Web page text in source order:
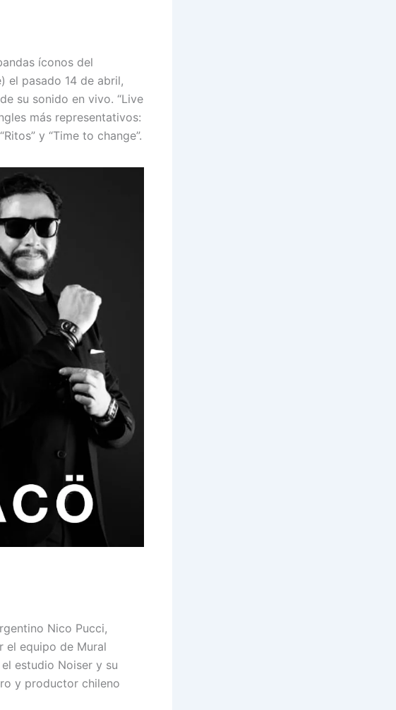
íconos del
el pasado 14 de abril,
su sonido en vivo. “Live
más representativos:
y “Time to change”.
Nico Pucci,
el equipo de Mural
estudio Noiser y su
y productor chileno